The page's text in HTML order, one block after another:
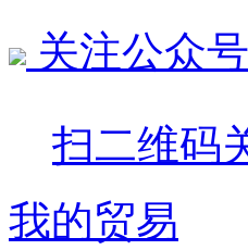
关注公众号
扫二维码
我的贸易